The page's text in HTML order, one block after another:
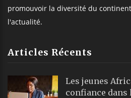
promouvoir la diversité du
l'actualité.
Articles Récents
Les jeunes
confiance dans